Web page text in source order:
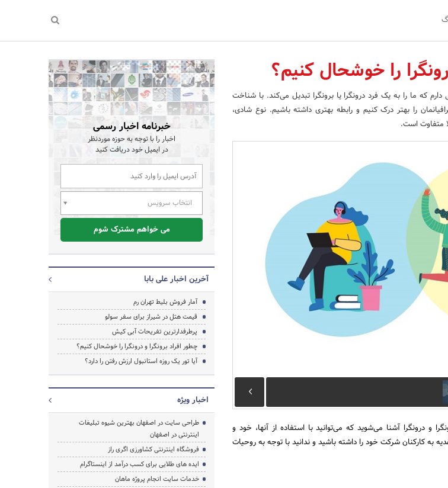
جستجو
را خوشحال کنیم؟
که ما را به یک فرد درونگرا یا برونگرا تبدیل می‌کند. با شناخت
را بهتر درک کنیم و رابطه بهتری داشته باشیم. نوع شادی،
متفاوت است.
و درونگرا آشنا می‌شوید که می‌توانید با استفاده از آنها، خود و
به کارکنان شرکت خود را داشته باشید و ندانید با توجه به روحیات
خبرنامه اخبار رسمی
اخبار را با توجه به حوزه موردنظر
در ایمیل خود دریافت کنید
انتخاب سرویس
می خواهم مشترک شوم
آخرین اخبار علی بابا
آمار فروش بلیط تهران رم
قیمت هتل در شیراز برای سفر سولو
پرطرفدارترین تفریحات آبی کیش
چطور افراد برونگرا و درونگرا را خوشحال کنیم؟
آیا تور یک روزه استانبول ارزش رفتن را دارد؟
اخبار ویژه
طراحی سایت در اصفهان بهترین شیوه تبلیغات
اینترنتی در اصفهان
فروشگاه اینترنتی کشاورزی اگری راز
ایده های طلایی برای کسب درآمد از اینستاگرام
خدمات سایت انجام پروژه ماهان